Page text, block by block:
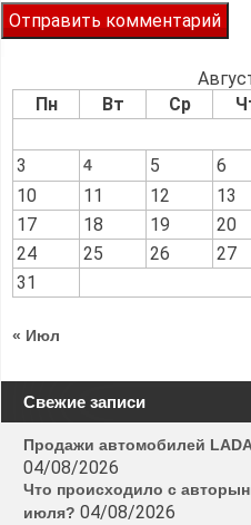
Пн
Вт Ср
3
4 5 6
10
11 12 13
17
18 19 20
24
25 26 27
31
« Июл
Свежие записи
Продажи автомобилей
04/08/2026
Что происходило с
июля? 04/08/2026